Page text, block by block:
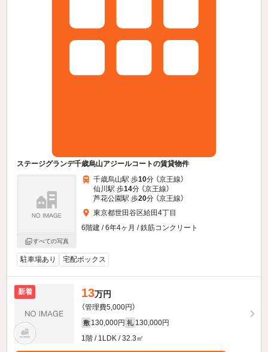
ステージグランデ千歳烏山アジールコートの賃貸物件
すべての写真
千歳烏山駅 歩10分 （京王線）
仙川駅 歩14分 （京王線）
芦花公園駅 歩20分 （京王線）
東京都世田谷区給田4丁目
6階建 / 6年4ヶ月 / 鉄筋コンクリート
駐車場あり 宅配ボックス
新着 13万円
（管理費5,000円）
敷 130,000円 礼 130,000円
1階 / 1LDK / 32.3㎡